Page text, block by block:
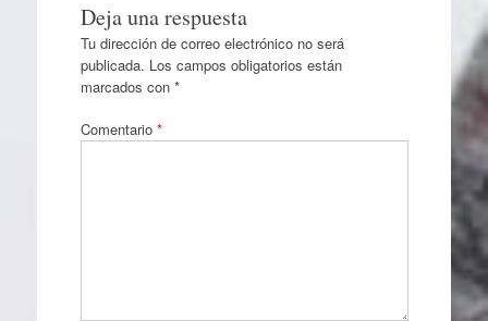
Deja una respuesta
Tu dirección de correo electrónico no será
publicada. Los campos obligatorios están
marcados con *
Comentario *